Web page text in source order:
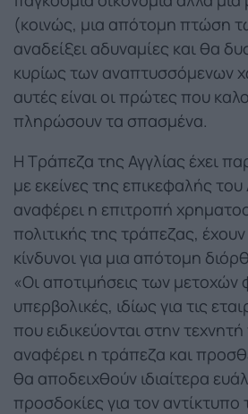
(κοινώς, μια απότομη πτώση
αναδείξει αδυναμίες και θα
κυρίως των αναπτυσσόμενων
αυτές είναι οι πρώτες που
πληρώσουν τα σπασμένα.
Η Τράπεζα της Αγγλίας έχει
με εκείνες της επικεφαλής
αναφέρει η επιτροπή
πολιτικής της τράπεζας, έχουν
κίνδυνοι για μια απότομη
«Οι αποτιμήσεις των μετοχών
υπερβολικές, ιδίως για τις
που ειδικεύονται στην
αναφέρει η τράπεζα και
θα αποδειχθούν ιδιαίτερα
προσδοκίες για τον αντίκτυπο